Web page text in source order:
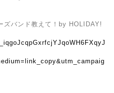
ズバンド教えて！by HOLIDAY!